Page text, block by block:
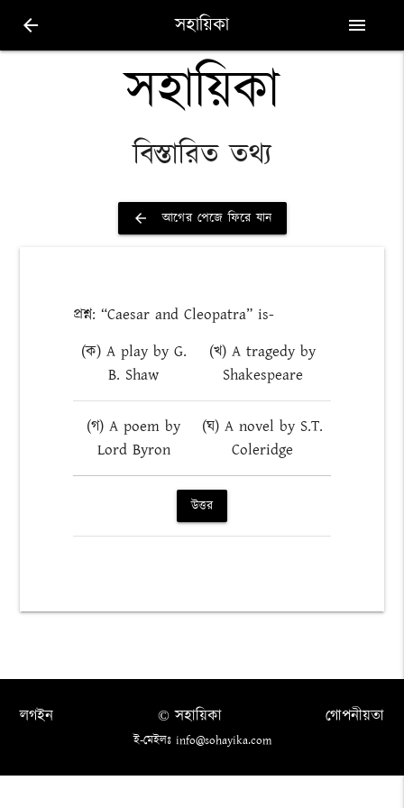
arrow_back সহায়িকা menu
সহায়িকা
বিস্তারিত তথ্য
arrow_back আগের পেজে ফিরে যান
প্রশ্ন: “Caesar and Cleopatra” is-
(ক) A play by G.
B. Shaw
(খ) A tragedy by
Shakespeare
(গ) A poem by
Lord Byron
(ঘ) A novel by S.T.
Coleridge
উত্তর
লগইন গোপনীয়তা
© সহায়িকা
ই-মেইলঃ info@sohayika.com